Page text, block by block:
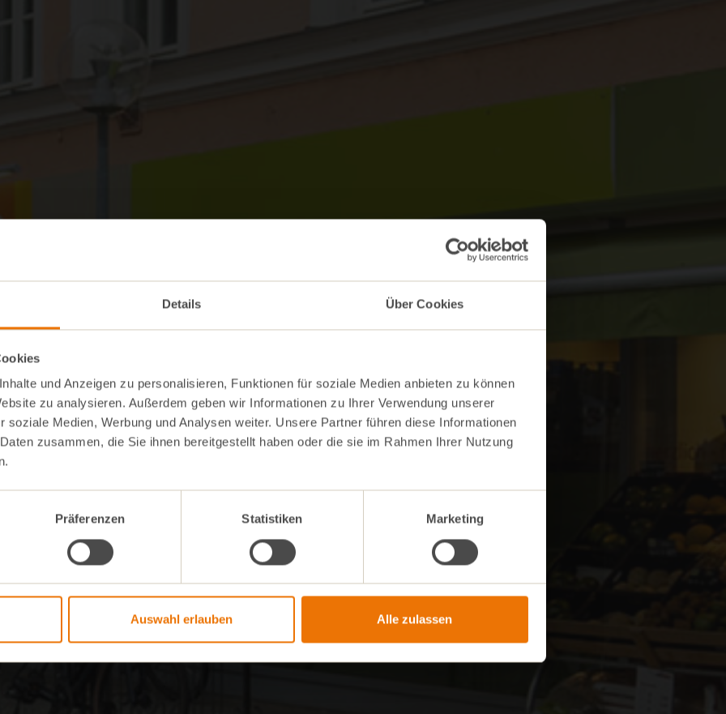
Details Über Cookies
und Anzeigen zu personalisieren, Funktionen für soziale Medien anbieten zu können
zu analysieren. Außerdem geben wir Informationen zu Ihrer Verwendung unserer
soziale Medien, Werbung und Analysen weiter. Unsere Partner führen diese Informationen
zusammen, die Sie ihnen bereitgestellt haben oder die sie im Rahmen Ihrer Nutzung
Präferenzen Statistiken Marketing
Auswahl erlauben Alle zulassen